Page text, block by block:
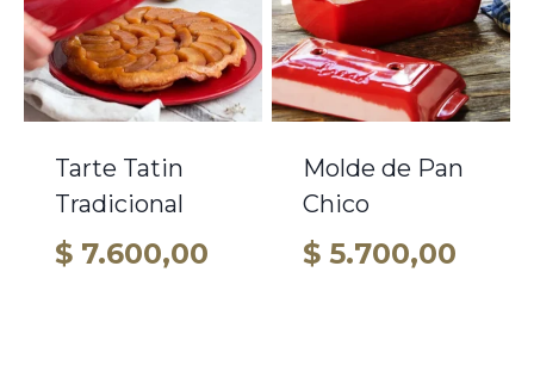
Tarte Tatin
Tradicional
$ 7.600,00
Molde de Pan
Chico
$ 5.700,00